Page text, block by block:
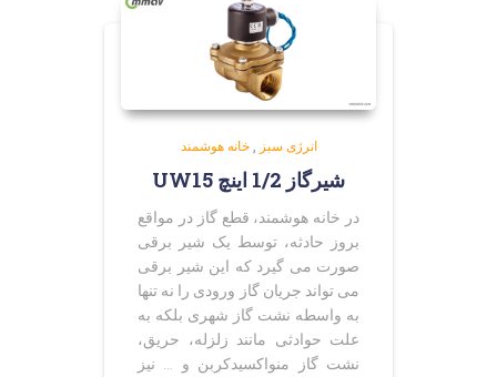
انرژی سبز ,خانه هوشمند
شیرگاز 1/2 اینچ UW15
در خانه هوشمند، قطع گاز در مواقع
بروز حادثه، توسط یک شیر برقی
صورت می گیرد که این شیر برقی
می تواند جریان گاز ورودی را نه تنها
به واسطه نشت گاز شهری بلکه به
علت حوادثی مانند زلزله، حریق،
نشت گاز منواکسیدکربن و … نیز